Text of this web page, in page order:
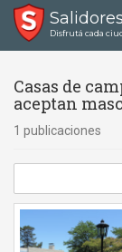
Disfrutá cada
Casas de
aceptan
1 publicaciones